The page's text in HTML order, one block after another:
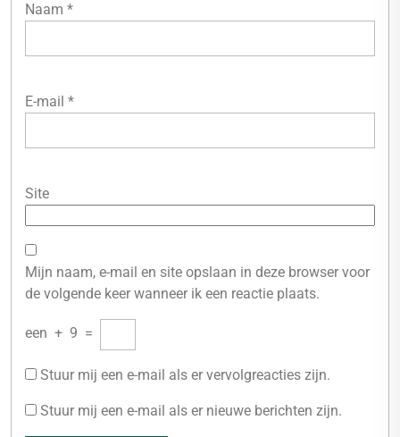
Naam *
E-mail *
Site
Mijn naam, e-mail en site opslaan in deze browser voor
de volgende keer wanneer ik een reactie plaats.
een + 9 =
Stuur mij een e-mail als er vervolgreacties zijn.
Stuur mij een e-mail als er nieuwe berichten zijn.